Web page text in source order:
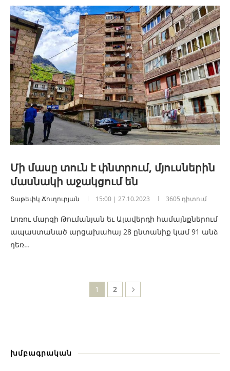
Մի մասը տուն է փնտրում, մյուսներին
մասնակի աջակցում են
Տաթեւիկ Ճուղուրյան 15:00 | 27.10.2023 3605 դիտում
Լոռու մարզի Թումանյան եւ Ալավերդի համայնքներում
ապաստանած արցախահայ 28 ընտանիք կամ 91 անձ
դեռ…
1 2
խմբագրական